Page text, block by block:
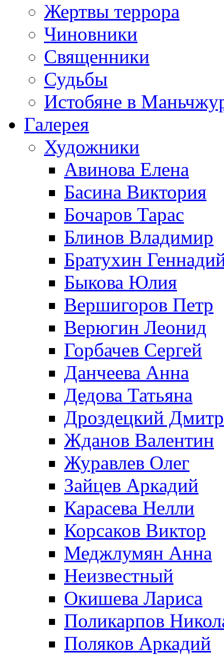
Жертвы террора
Чиновники
Священники
Судьбы
Истобяне в
Галерея
Художники
Авинова Елена
Басина Виктория
Бочаров Тарас
Блинов Владимир
Братухин
Быкова Юлия
Вершигоров Петр
Верюгин Леонид
Горбачев Сергей
Данчеева Анна
Дедова Татьяна
Дроздецкий
Жданов Валентин
Журавлев Олег
Зайцев Аркадий
Карасева Нелли
Корсаков Виктор
Меджлумян Анна
Неизвестный
Окишева Лариса
Поликарпов
Поляков Аркадий